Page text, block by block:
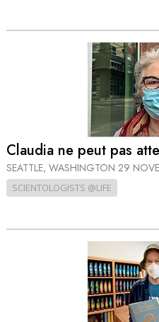
Claudia ne peut pas
SEATTLE, WASHINGTON 29
SCIENTOLOGISTS @LIFE